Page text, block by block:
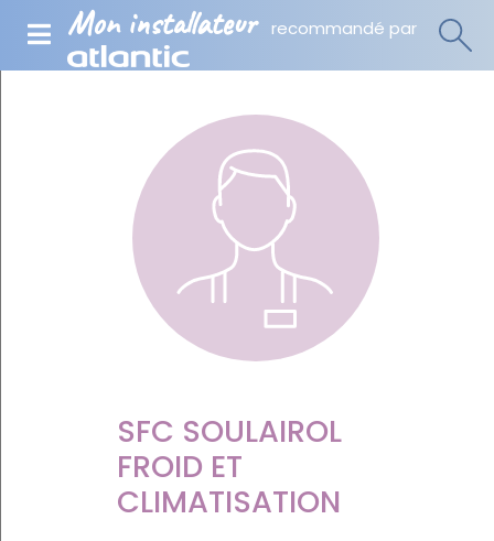
Mon installateur recommandé par
SFC SOULAIROL
FROID ET
CLIMATISATION